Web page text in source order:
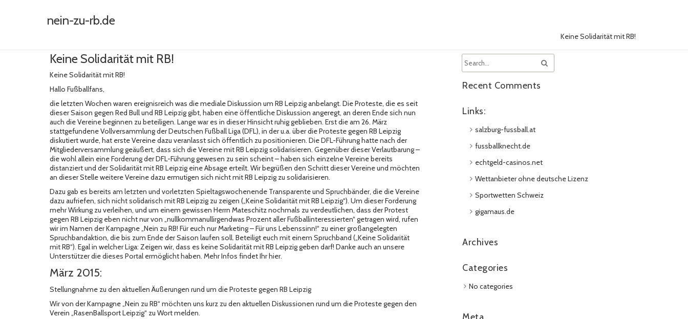
nein-zu-rb.de
Keine Solidarität mit RB!
Keine Solidarität mit RB!
Keine Solidarität mit RB!
Hallo Fußballfans,
die letzten Wochen waren ereignisreich was die mediale Diskussion um RB Leipziganbelangt. Die Proteste, die es seit
dieser Saison gegen Red Bull und RB Leipzig gibt, haben eine öffentliche Diskussion angeregt, an deren Ende sich nun
auch die Vereine beginnen zu beteiligen. Lange war es in dieser Hinsicht ruhig geblieben. Erst die am 26. März
stattgefundene Vollversammlung derDeutschen Fußball Liga(DFL), in der u.a. über die Proteste gegen RB Leipzig
diskutiert wurde, hat erste Vereine dazu veranlasst sich öffentlich zu positionieren. Die DFL-Führunghatte nach der
Mitgliederversammlung geäußert, dass sich die Vereine mit RB Leipzig solidarisieren. Gegenüber dieser Verlautbarung –
die wohl allein eine Forderung der DFL-Führung gewesen zu sein scheint – haben sich einzelne Vereine bereits
distanziert und der Solidarität mit RB Leipzig eine Absage erteilt. Wir begrüßen den Schritt dieser Vereine und möchten
an dieser Stelle weitere Vereine dazu ermutigen sich nicht mit RB Leipzig zu solidarisieren.
Dazu gab es bereits am letzten und vorletzten Spieltagswochenende Transparente und Spruchbänder, die die Vereine
dazu aufriefen, sich nicht solidarisch mit RB Leipzig zu zeigen („Keine Solidarität mit RB Leipzig“). Um dieser Forderung
mehr Wirkung zu verleihen, und um einem gewissen Herrn Mateschitz nochmals zu verdeutlichen, dass der Protest
gegen RB Leipzig eben nicht nur von „nullkommanullirgendwas Prozent aller Fußballinteressierten“ getragen wird, rufen
wir im Namen der Kampagne „Nein zu RB! Für euch nur Marketing – Für uns Lebenssinn!“ zu einer großangelegten
Spruchbandaktion, die bis zum Ende der Saison laufen soll. Beteiligt euch mit einem Spruchband („Keine Solidarität
mit RB“). Egal in welcher Liga: Zeigen wir, dass es keine Solidarität mit RB Leipzig geben darf! Danke auch an unsere
Unterstützer diedieses Portal ermöglicht haben. Mehr Infos findet Ihr hier.
März 2015:
Stellungnahme zu den aktuellen Äußerungen rund um dieProteste gegen RB Leipzig
Wir von der Kampagne „Nein zu RB“ möchten uns kurz zu den aktuellen Diskussionen rund um die Proteste gegen den
Verein „RasenBallsport Leipzig“ zu Wort melden.
Recent Comments
Links:
salzburg-fussball.at
fussballknecht.de
echtgeld-casinos.net
Wettanbieter ohne deutsche Lizenz
Sportwetten Schweiz
gigamaus.de
Archives
Categories
No categories